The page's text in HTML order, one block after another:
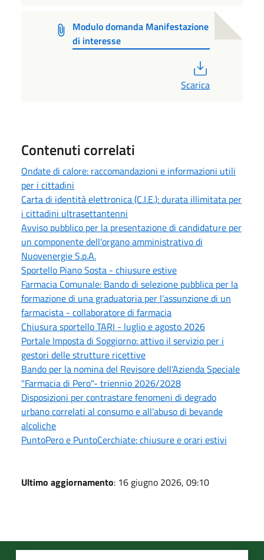
Modulo domanda Manifestazione
di interesse
Scarica
Contenuti correlati
Ondate di calore: raccomandazioni e informazioni utili
per i cittadini
Carta di identità elettronica (C.I.E.): durata illimitata per
i cittadini ultrasettantenni
Avviso pubblico per la presentazione di candidature per
un componente dell'organo amministrativo di
Nuovenergie S.p.A.
Sportello Piano Sosta - chiusure estive
Farmacia Comunale: Bando di selezione pubblica per la
formazione di una graduatoria per l’assunzione di un
farmacista - collaboratore di farmacia
Chiusura sportello TARI - luglio e agosto 2026
Portale Imposta di Soggiorno: attivo il servizio per i
gestori delle strutture ricettive
Bando per la nomina del Revisore dell'Azienda Speciale
"Farmacia di Pero"- triennio 2026/2028
Disposizioni per contrastare fenomeni di degrado
urbano correlati al consumo e all’abuso di bevande
alcoliche
PuntoPero e PuntoCerchiate: chiusure e orari estivi
Ultimo aggiornamento: 16 giugno 2026, 09:10